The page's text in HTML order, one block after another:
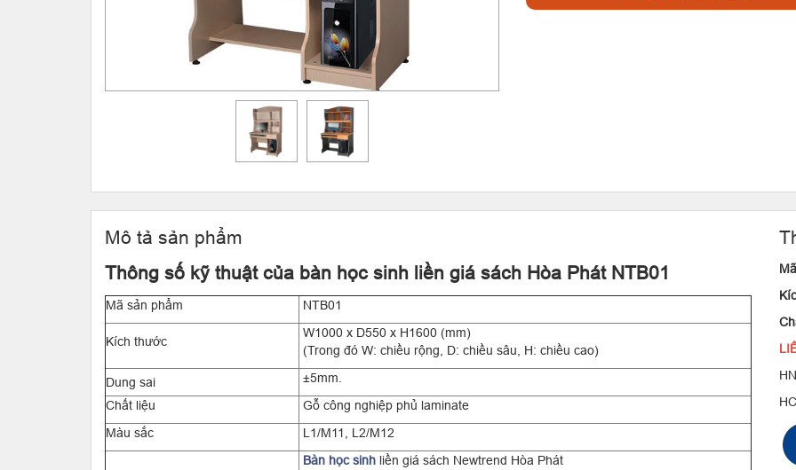
Mô tả sản phẩm
Thông số kỹ thuật của bàn học sinh liền giá sách Hòa Phát NTB01
Mã sản phẩm NTB01
Kích thước
W1000 x D550 x H1600 (mm)
(Trong đó W: chiều rộng, D: chiều sâu, H: chiều cao)
Dung sai
±5mm.
Chất liệu
Gỗ công nghiệp phủ laminate
Màu sắc
L1/M11, L2/M12
Bàn học sinh liền giá sách Newtrend Hòa Phát